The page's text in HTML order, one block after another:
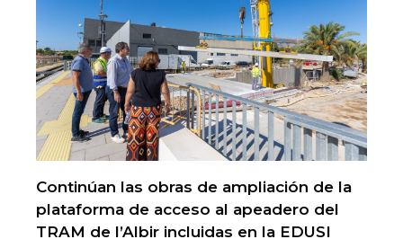
Continúan las obras de ampliación de la
plataforma de acceso al apeadero del
TRAM de l’Albir incluidas en la EDUSI